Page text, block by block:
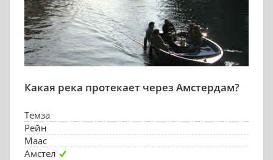
Какая река протекает через Амстердам?
Темза
Рейн
Маас
Амстел